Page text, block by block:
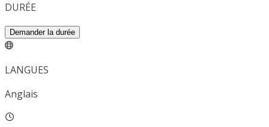
DURÉE
Demander la durée
LANGUES
Anglais